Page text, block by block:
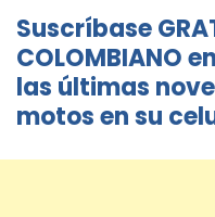
Suscríbase
COLOMBIANO
las últimas
motos en su